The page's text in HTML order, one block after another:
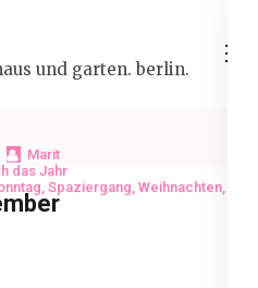
und garten. berlin.
Marit
das Jahr
, Spaziergang, Weihnachten,